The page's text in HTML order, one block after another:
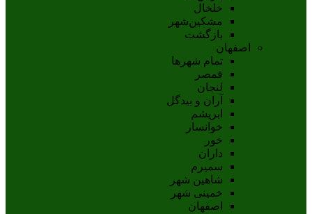
خلخال
مشکين‌شهر
بازگشت
اصفهان
تمام شهر‌ها
قمصر
لنجان
آران و بیدگل
ابریشم
خوانسار
خور
داران
سمیرم
شاهین شهر
خمینی شهر
اصفهان